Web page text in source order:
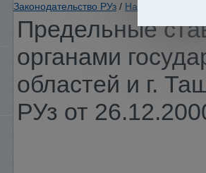
Законодательство РУз / Налоги.
Предельные
органами
областей и г.
РУз от